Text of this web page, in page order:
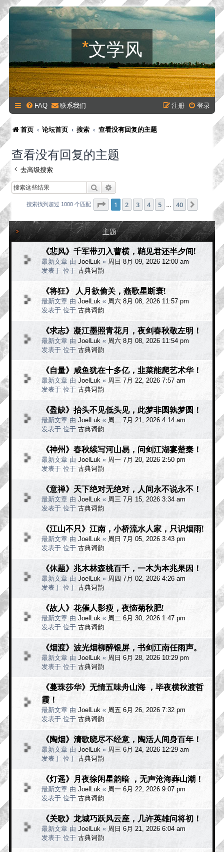
*文学风
FAQ 联系我们 登录
注册
首页 论坛首页 搜索 查看没有回复的主题
查看没有回复的主题
去高级搜索
搜索
搜索找到超过 1000 个匹配 分页：1 40
1 2 3 4 5 40 下一页
主题
《悲风》千军带刃入曹横，鞘见君还半夕间!
最新文章 由 JoelLuk « 周日 8月 09, 2026 12:00 am
发表于 位于 古典词韵
《将狂》 人月欲偷关，燕歌星断寰!
最新文章 由 JoelLuk « 周六 8月 08, 2026 11:57 pm
发表于 位于 古典词韵
《求志》凝江墨照青花月，夜剑春秋敬左明！
最新文章 由 JoelLuk « 周六 8月 08, 2026 11:54 pm
发表于 位于 古典词韵
《自量》咸鱼犹在十多亿，韭菜能爬艺术华！
最新文章 由 JoelLuk « 周三 7月 22, 2026 7:57 am
发表于 位于 古典词韵
《盈缺》抬头不见低头见，此梦非圆孰梦圆！
最新文章 由 JoelLuk « 周二 7月 21, 2026 4:14 am
发表于 位于 古典词韵
《神州》春秋续写河山易，问剑江湖宴楚秦！
最新文章 由 JoelLuk « 周一 7月 20, 2026 2:50 pm
发表于 位于 古典词韵
《意禅》天下绝对无绝对，人间永不说永不！
最新文章 由 JoelLuk « 周三 7月 15, 2026 3:34 am
发表于 位于 古典词韵
《江山不只》江南，小桥流水人家，只识烟雨!
最新文章 由 JoelLuk « 周日 7月 05, 2026 3:43 pm
发表于 位于 古典词韵
《休题》兆木林森桃百千，一木为本兆果因！
最新文章 由 JoelLuk « 周四 7月 02, 2026 4:26 am
发表于 位于 古典词韵
《故人》花催人影瘦，夜恼菊秋肥!
最新文章 由 JoelLuk « 周二 6月 30, 2026 1:47 pm
发表于 位于 古典词韵
《烟渡》波光烟柳醉银屏，书剑江南任雨声。
最新文章 由 JoelLuk « 周日 6月 28, 2026 10:29 pm
发表于 位于 古典词韵
《蔓珠莎华》无情五味舟山海 ，毕夜横秋渡哲
霞！
最新文章 由 JoelLuk « 周五 6月 26, 2026 7:32 pm
发表于 位于 古典词韵
《陶烟》清歌晓尽不经意，陶活人间身百年！
最新文章 由 JoelLuk « 周三 6月 24, 2026 12:29 am
发表于 位于 古典词韵
《灯遥》月夜徐闲星韵暗 ，无声沧海葬山潮！
最新文章 由 JoelLuk « 周一 6月 22, 2026 9:07 pm
发表于 位于 古典词韵
《关歌》龙城巧跃风云座，几许英雄问将初！
最新文章 由 JoelLuk « 周日 6月 21, 2026 6:04 am
发表于 位于 古典词韵